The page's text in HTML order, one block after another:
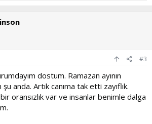
#3
dostum. Ramazan ayının
anda. Artık canıma tak etti zayıflık.
oransızlık var ve insanlar benimle dalga